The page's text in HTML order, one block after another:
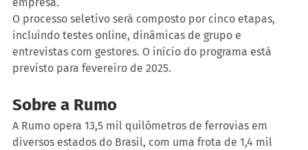
empresa.
O processo seletivo será composto por cinco etapas,
incluindo testes online, dinâmicas de grupo e
entrevistas com gestores. O início do programa está
previsto para fevereiro de 2025.
Sobre a Rumo
A Rumo opera 13,5 mil quilômetros de ferrovias em
diversos estados do Brasil, com uma frota de 1,4 mil